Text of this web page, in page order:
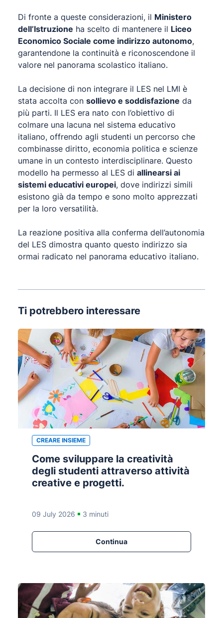
Di fronte a queste considerazioni, il Ministero
dell’Istruzione ha scelto di mantenere il Liceo
Economico Sociale come indirizzo autonomo,
garantendone la continuità e riconoscendone il
valore nel panorama scolastico italiano.
La decisione di non integrare il LES nel LMI è
stata accolta con sollievo e soddisfazione da
più parti. Il LES era nato con l’obiettivo di
colmare una lacuna nel sistema educativo
italiano, offrendo agli studenti un percorso che
combinasse diritto, economia politica e scienze
umane in un contesto interdisciplinare. Questo
modello ha permesso al LES di allinearsi ai
sistemi educativi europei, dove indirizzi simili
esistono già da tempo e sono molto apprezzati
per la loro versatilità.
La reazione positiva alla conferma dell’autonomia
del LES dimostra quanto questo indirizzo sia
ormai radicato nel panorama educativo italiano.
Ti potrebbero interessare
CREARE INSIEME
Come sviluppare la creatività
degli studenti attraverso attività
creative e progetti.
09 July 2026 3 minuti
Continua